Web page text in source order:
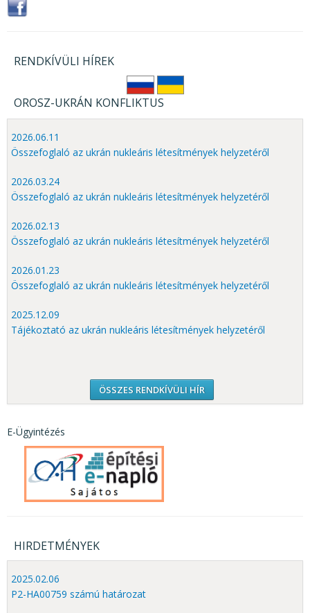
RENDKÍVÜLI HÍREK
OROSZ-UKRÁN KONFLIKTUS
2026.06.11
Összefoglaló az ukrán nukleáris létesítmények helyzetéről
2026.03.24
Összefoglaló az ukrán nukleáris létesítmények helyzetéről
2026.02.13
Összefoglaló az ukrán nukleáris létesítmények helyzetéről
2026.01.23
Összefoglaló az ukrán nukleáris létesítmények helyzetéről
2025.12.09
Tájékoztató az ukrán nukleáris létesítmények helyzetéről
ÖSSZES RENDKÍVÜLI HÍR
E-Ügyintézés
HIRDETMÉNYEK
2025.02.06
P2-HA00759 számú határozat